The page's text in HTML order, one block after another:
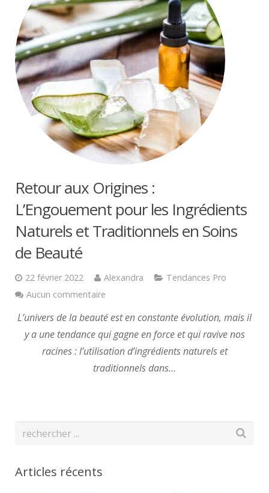
Retour aux Origines :
L’Engouement pour les Ingrédients
Naturels et Traditionnels en Soins
de Beauté
22 février 2022 Alexandra
Tendances Pro
Aucun commentaire
L’univers de la beauté est en constante évolution, mais il
y a une tendance qui gagne en force et qui ravive nos
racines : l’utilisation d’ingrédients naturels et
traditionnels dans…
Articles récents